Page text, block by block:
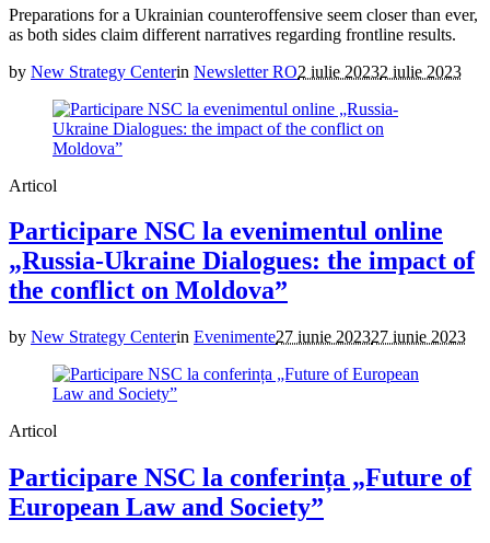
Preparations for a Ukrainian counteroffensive seem closer than ever,
as both sides claim different narratives regarding frontline results.
by New Strategy Centerin Newsletter RO2 iulie 20232 iulie 2023
Articol
Participare NSC la evenimentul online
„Russia-Ukraine Dialogues: the impact of
the conflict on Moldova”
by New Strategy Centerin Evenimente27 iunie 202327 iunie 2023
Articol
Participare NSC la conferința „Future of
European Law and Society”